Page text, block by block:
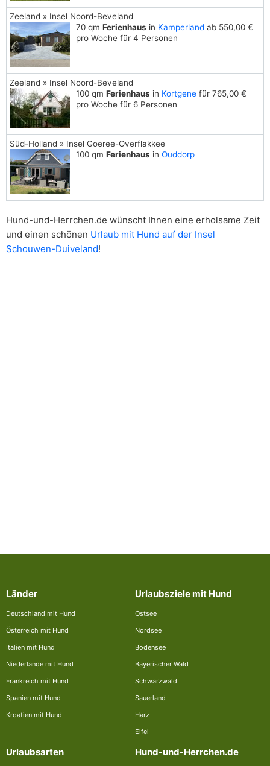
Zeeland » Insel Noord-Beveland
70 qm Ferienhaus in Kamperland ab 550,00 €
pro Woche für 4 Personen
Zeeland » Insel Noord-Beveland
100 qm Ferienhaus in Kortgene für 765,00 €
pro Woche für 6 Personen
Süd-Holland » Insel Goeree-Overflakkee
100 qm Ferienhaus in Ouddorp
Hund-und-Herrchen.de wünscht Ihnen eine erholsame Zeit
und einen schönen Urlaub mit Hund auf der Insel
Schouwen-Duiveland!
Länder
Deutschland mit Hund
Österreich mit Hund
Italien mit Hund
Niederlande mit Hund
Frankreich mit Hund
Spanien mit Hund
Kroatien mit Hund
Urlaubsziele mit Hund
Ostsee
Nordsee
Bodensee
Bayerischer Wald
Schwarzwald
Sauerland
Harz
Eifel
Urlaubsarten Hund-und-Herrchen.de